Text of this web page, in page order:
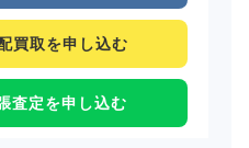
買取を申し込む
査定を申し込む